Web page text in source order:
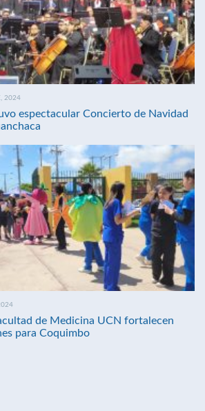
2024
espectacular Concierto de Navidad
de Medicina UCN fortalecen
para Coquimbo